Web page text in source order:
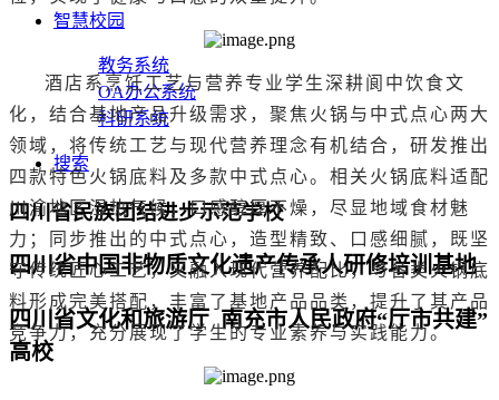
智慧校园
教务系统
OA办公系统
科研系统
搜索
四川省民族团结进步示范学校
四川省中国非物质文化遗产传承人研修培训基地
四川省文化和旅游厅 南充市人民政府“厅市共建”
高校
酒店系烹饪工艺与营养专业学生深耕阆中饮食文
化，结合基地产品升级需求，聚焦火锅与中式点心两大
领域，将传统工艺与现代营养理念有机结合，研发推出
四款特色火锅底料及多款中式点心。相关火锅底料适配
川渝地区湿热气候，口感醇厚不燥，尽显地域食材魅
力；同步推出的中式点心，造型精致、口感细腻，既坚
守传统匠心工艺，又融入现代营养配比，与各类火锅底
料形成完美搭配，丰富了基地产品品类，提升了其产品
竞争力，充分展现了学生的专业素养与实践能力。